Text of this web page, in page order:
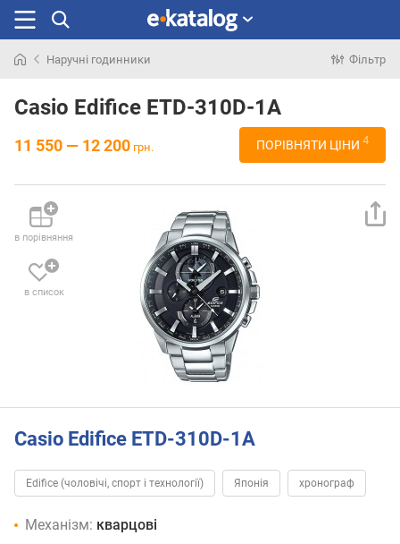
раніше
Наручні годинники Фільтр
Casio Edifice ETD-310D-1A
11 550 — 12 200 грн. ПОРІВНЯТИ ЦІНИ 4
в порівняння
в список
Casio Edifice ETD-310D-1A
Edifice (чоловічі, спорт і технології) Японія хронограф
Механізм: кварцові